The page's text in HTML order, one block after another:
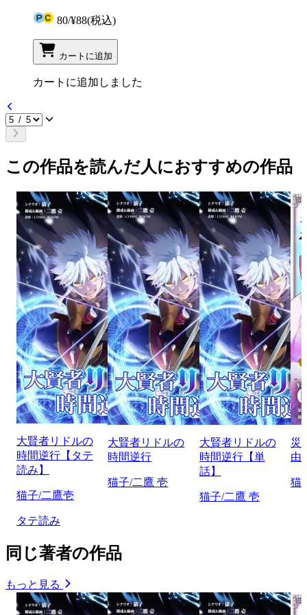
80/¥88(税込)
カートに追加
カートに追加しました
この作品を読んだ人におすすめの作品
大賢者リドルの
時間逆行【タテ
読み】
猫子/二鷹壱
タテ読み
大賢者リドルの
時間逆行
猫子/二鷹 壱
大賢者リドルの
時間逆行【単
話】
猫子/二鷹 壱
災
由
猫
同じ著者の作品
もっと見る